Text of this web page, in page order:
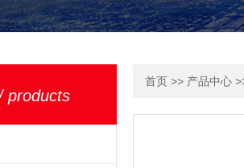
products
首页 >> 产品中心